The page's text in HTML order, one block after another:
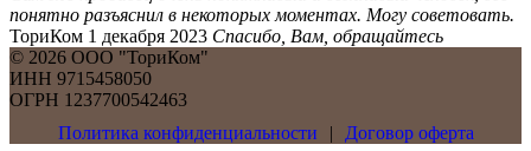
понятно разъяснил в некоторых моментах. Могу советовать.
ТориКом 1 декабря 2023 Спасибо, Вам, обращайтесь
© 2026 ООО "ТориКом"
ИНН 9715458050
ОГРН 1237700542463
Политика конфиденциальности
| Договор оферта